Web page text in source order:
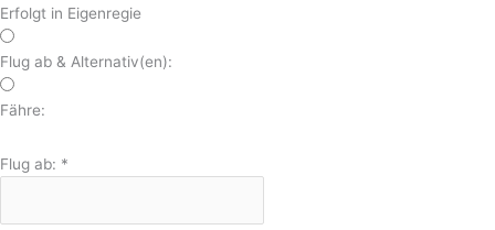
Erfolgt in Eigenregie
Flug ab & Alternativ(en):
Fähre:
Flug ab: *